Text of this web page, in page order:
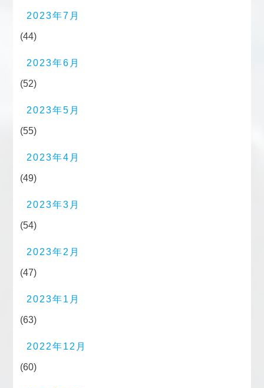
2023年7月
(44)
2023年6月
(52)
2023年5月
(55)
2023年4月
(49)
2023年3月
(54)
2023年2月
(47)
2023年1月
(63)
2022年12月
(60)